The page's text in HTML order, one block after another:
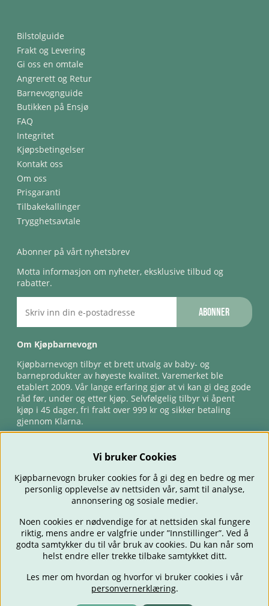
Bilstolguide
Frakt og Levering
Gi oss en omtale
Angrerett og Retur
Barnevognguide
Butikken på Ensjø
FAQ
Integritet
Kjøpsbetingelser
Kontakt oss
Om oss
Prisgaranti
Tilbakekallinger
Trygghetsavtale
Abonner på vårt nyhetsbrev
Motta informasjon om nyheter, eksklusive tilbud og
rabatter.
Abonner
Om Kjøpbarnevogn
Kjøpbarnevogn tilbyr et brett utvalg av baby- og
barneprodukter av høyeste kvalitet. Varemerket ble
etablert 2009. Vår lange erfaring gjør at vi kan gi deg gode
råd før, under og etter kjøp. Selvfølgelig tilbyr vi åpent
kjøp i 45 dager, fri frakt over 999 kr og sikker betaling
gjennom Klarna.
BARNEVOGNER BILSTOLER BABY SPISE & MATE
REISE
FORELDRE
BARNEROMMET LEKER TILBUD
OUTLET
GAVETIPS
Vi bruker Cookies
Kjøpbarnevogn bruker cookies for å gi deg en bedre og mer
personlig opplevelse av nettsiden vår, samt til analyse,
annonsering og sosiale medier.
Noen cookies er nødvendige for at nettsiden skal fungere
riktig, mens andre er valgfrie under ”Innstillinger”. Ved å
godta samtykker du til vår bruk av cookies. Du kan når som
helst endre eller trekke tilbake samtykket ditt.
Les mer om hvordan og hvorfor vi bruker cookies i vår
personvernerklæring.